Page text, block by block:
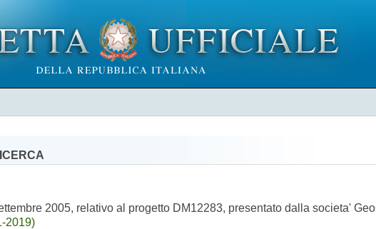
2005, relativo al progetto DM12283, presentato dalla societa'
2019)